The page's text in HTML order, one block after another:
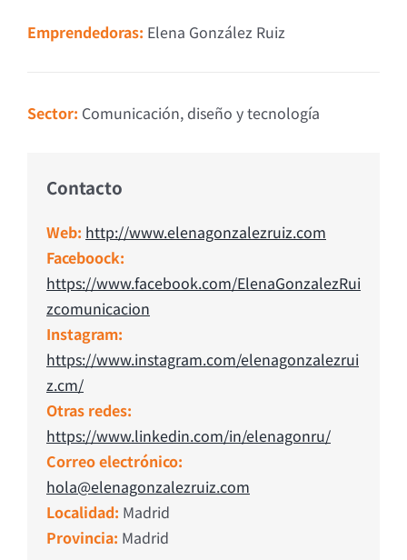
Emprendedoras: Elena González Ruiz
Sector: Comunicación, diseño y tecnología
Contacto
Web: http://www.elenagonzalezruiz.com
Faceboock:
https://www.facebook.com/ElenaGonzalezRui
zcomunicacion
Instagram:
https://www.instagram.com/elenagonzalezrui
z.cm/
Otras redes:
https://www.linkedin.com/in/elenagonru/
Correo electrónico:
hola@elenagonzalezruiz.com
Localidad: Madrid
Provincia: Madrid